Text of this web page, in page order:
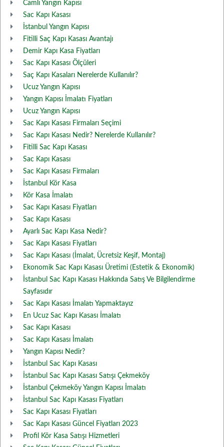
Camlı Yangın Kapısı
Sac Kapı Kasası
İstanbul Yangın Kapısı
Fitilli Saç Kapı Kasası Avantajı
Demir Kapı Kasa Fiyatları
Sac Kapı Kasası Ölçüleri
Saç Kapı Kasaları Nerelerde Kullanılır?
Ucuz Yangın Kapısı
Yangın Kapısı İmalatı Fiyatları
Ucuz Yangın Kapısı
Sac Kapı Kasası Firmaları Seçimi
Sac Kapı Kasası Nedir? Nerelerde Kullanılır?
Fitilli Sac Kapı Kasası
Sac Kapı Kasası
Sac Kapı Kasası Firmaları
İstanbul Kör Kasa
Kör Kasa İmalatı
Sac Kapı Kasası Fiyatları
Sac Kapı Kasası
Ayarlı Sac Kapı Kasa Nedir?
Sac Kapı Kasası Fiyatları
Sac Kapı Kasası (İmalat, Ücretsiz Keşif, Montaj)
Ekonomik Sac Kapı Kasası Üretimi (Estetik & Ekonomik)
İstanbul Sac Kapı Kasası Hakkında Satış Ve Bilgilendirme
Sayfasıdır
Sac Kapı Kasası İmalatı Yapmaktayız
En Ucuz Sac Kapı Kasası İmalatı
Sac Kapı Kasası
Sac Kapı Kasası İmalatı
Yangın Kapısı Nedir?
İstanbul Sac Kapı Kasası
İstanbul Sac Kapı Kasası Satışı Çekmeköy
İstanbul Çekmeköy Yangın Kapısı İmalatı
İstanbul Sac Kapı Kasası Fiyatları
Sac Kapı Kasası Fiyatları
Sac Kapı Kasası Güncel Fiyatları 2023
Profil Kör Kasa Satışı Hizmetleri